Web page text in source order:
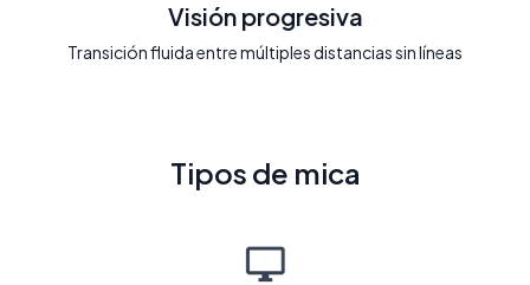
Visión progresiva
Transición fluida entre múltiples distancias sin líneas
Tipos de mica